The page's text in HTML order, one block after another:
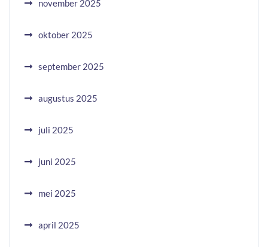
november 2025
oktober 2025
september 2025
augustus 2025
juli 2025
juni 2025
mei 2025
april 2025